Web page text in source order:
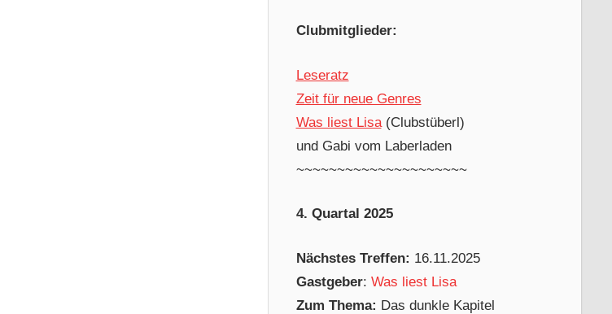
Clubmitglieder:
Leseratz
Zeit für neue Genres
Was liest Lisa(Clubstüberl)
und Gabi vom Laberladen
~~~~~~~~~~~~~~~~~~~~~
4. Quartal 2025
Nächstes Treffen: 16.11.2025
Gastgeber: Was liest Lisa
Zum Thema: Das dunkle Kapitel